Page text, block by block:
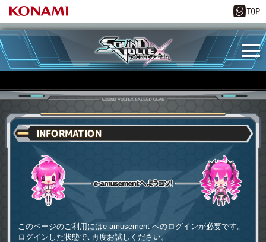
INFORMATION
このページのご利用にはe-amusement へのログインが必要です。
ログインした状態で､再度お試しください。